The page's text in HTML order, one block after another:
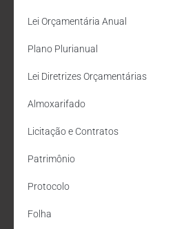
Lei Orçamentária Anual
Plano Plurianual
Lei Diretrizes Orçamentárias
Almoxarifado
Licitação e Contratos
Patrimônio
Protocolo
Folha